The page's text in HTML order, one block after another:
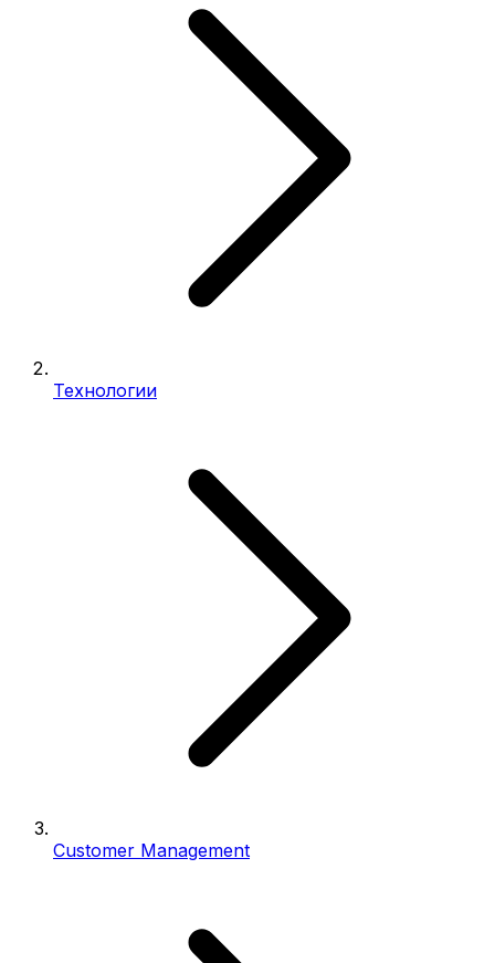
Технологии
Customer Management